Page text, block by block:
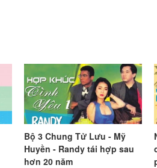
Bộ 3 Chung Tử Lưu - Mỹ
Huyền - Randy tái hợp sau
hơn 20 năm